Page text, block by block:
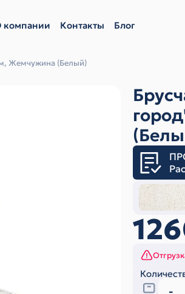
компании Контакты Блог
Жемчужина (Белый)